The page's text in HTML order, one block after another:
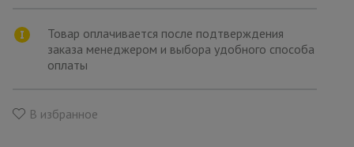
склада
Товар оплачивается после подтверждения
заказа менеджером и выбора удобного способа
оплаты
В избранное